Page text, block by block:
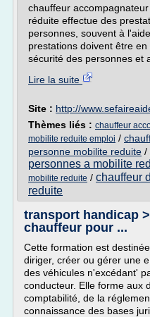
chauffeur
réduite effectue des
personnes, souvent à
prestations doivent être
sécurité des personnes et
Lire la suite
Site : http://
Thèmes liés : chauffeur
mobilite reduite emploi /
personne mobilite reduite /
personnes a mobilite
mobilite reduite / chauffeur
reduite
transport handicap
chauffeur pour ...
Cette formation est
diriger, créer ou gérer une
des véhicules n'excédant'
conducteur. Elle forme aux
comptabilité, de la
connaissance des bases